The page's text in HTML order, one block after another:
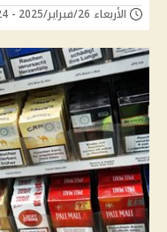
الأربعاء 26/فبراير/2025 - 01:24 ص